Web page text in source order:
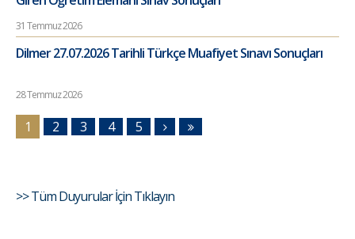
31 Temmuz 2026
Dilmer 27.07.2026 Tarihli Türkçe Muafiyet Sınavı Sonuçları
28 Temmuz 2026
1 2 3 4 5
>> Tüm Duyurular İçin Tıklayın